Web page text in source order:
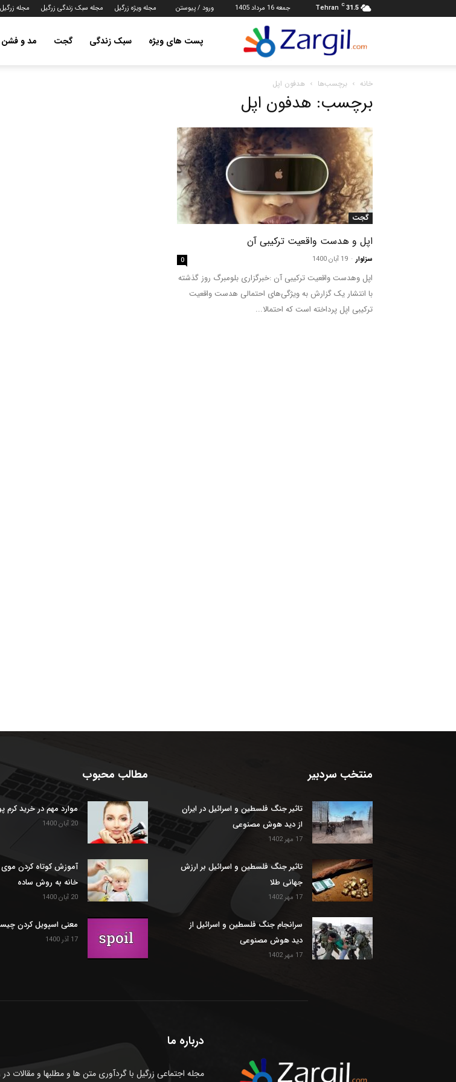
31.5
C
Tehran جمعه 16 مرداد 1405 ورود / پیوستن مجله ویژه زرگیل مجله سبک زندگی زرگیل مجله زرگیل
زرگیل
پست های ویژه سبک زندگی گجت مد و فشن
خانه برچسب‌ها هدفون اپل
برچسب: هدفون اپل
گجت
اپل و هدست واقعیت ترکیبی آن
سزاوار - 19 آبان 1400 0
اپل وهدست واقعیت ترکیبی آن :خبرگزاری بلومبرگ روز گذشته
با انتشار یک گزارش به ویژگی‌های احتمالی هدست واقعیت
ترکیبی اپل پرداخته است که احتمالا...
منتخب سردبیر
تاثیر جنگ فلسطین و اسرائیل در ایران
از دید هوش مصنوعی
17 مهر 1402
تاثیر جنگ فلسطین و اسرائیل بر ارزش
جهانی طلا
17 مهر 1402
سرانجام جنگ فلسطین و اسرائیل از
دید هوش مصنوعی
17 مهر 1402
مطالب محبوب
موارد مهم در خرید کرم
20 آبان 1400
آموزش کوتاه کردن موی
خانه به روش ساده
20 آبان 1400
معنی اسپویل کردن
17 آذر 1400
درباره ما
مجله اجتماعی زرگیل با گردآوری متن ها و مطلبها و مقالات